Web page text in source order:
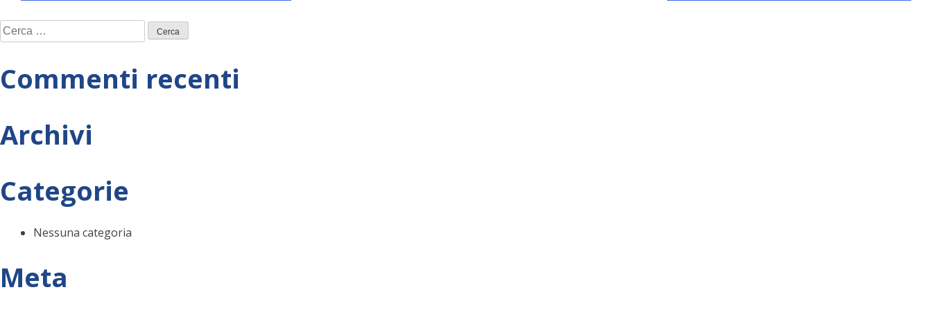
articoli
Ricerca
per:
Commenti recenti
Archivi
Categorie
Nessuna categoria
Meta